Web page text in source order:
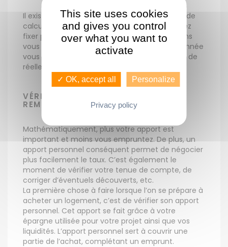
Il existe des calculateurs en ligne permettant de
calculer la somme mensuelle que vous pouvez
fixer pour votre remboursement de crédit, sans
vous mettre en difficulté. Connaître cette donnée
vous permet de bien choisir votre emprunt et de
réellement prendre la mesure de votre projet.
VÉRIFIEZ VOTRE CAPACITÉ À
REMBOURSER
Mathématiquement, plus votre apport est
important et moins vous empruntez. De plus, un
apport personnel conséquent permet de négocier
plus facilement le taux. C’est également le
moment de vérifier votre tenue de compte, de
corriger d’éventuels découverts, etc.
La première chose à faire lorsque l’on se prépare à
acheter un logement, c’est de vérifier son apport
personnel. Cet apport se fait grâce à votre
épargne utilisée pour votre projet ainsi que vos
liquidités. L’apport personnel sert à couvrir une
partie de l’achat, complétant un emprunt.
This site uses cookies
and gives you control
over what you want to
activate
✓ OK, accept all Personalize
Privacy policy